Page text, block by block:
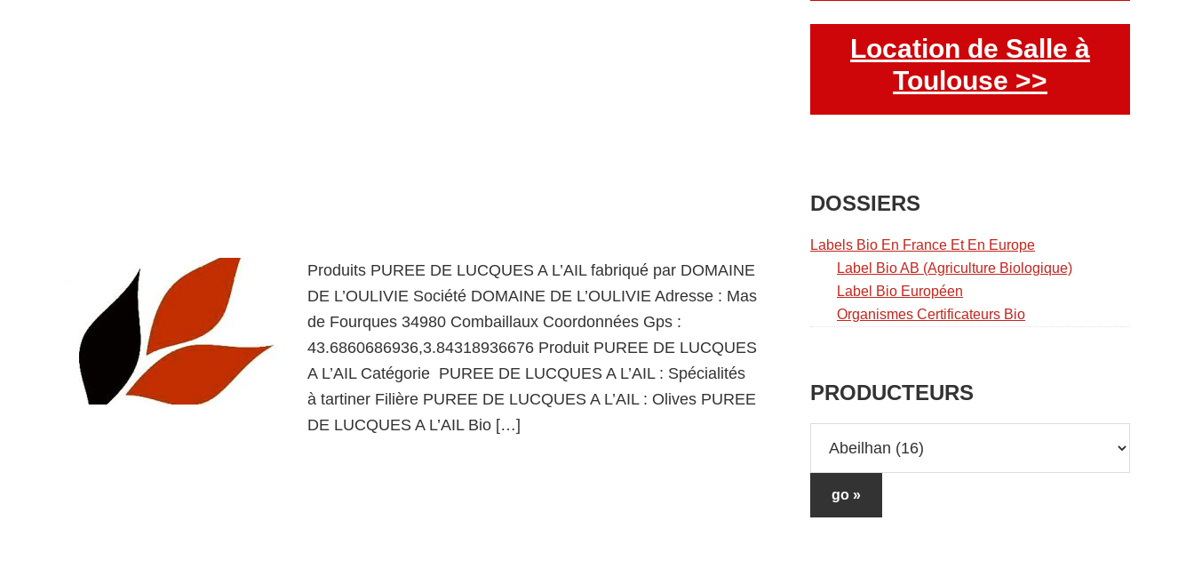
Produits PUREE DE LUCQUES A L’AIL fabriqué par DOMAINE
DE L’OULIVIE Société DOMAINE DE L’OULIVIE Adresse : Mas
de Fourques 34980 Combaillaux Coordonnées Gps :
43.6860686936,3.84318936676 Produit PUREE DE LUCQUES
A L’AIL Catégorie PUREE DE LUCQUES A L’AIL : Spécialités
à tartiner Filière PUREE DE LUCQUES A L’AIL : Olives PUREE
DE LUCQUES A L’AIL Bio […]
Location de Salle à
Toulouse >>
DOSSIERS
Labels Bio En France Et En Europe
Label Bio AB (Agriculture Biologique)
Label Bio Européen
Organismes Certificateurs Bio
PRODUCTEURS